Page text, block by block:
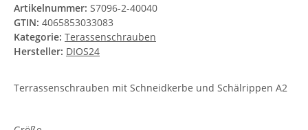
Artikelnummer: S7096-2-40040
GTIN: 4065853033083
Kategorie: Terassenschrauben
Hersteller: DIOS24
Terrassenschrauben mit Schneidkerbe und Schälrippen A2